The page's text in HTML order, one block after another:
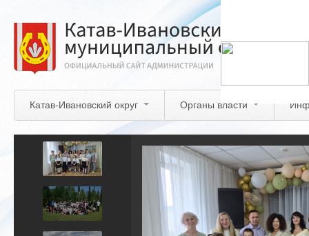
основному
содержанию
Катав-Ивановский округ Органы власти